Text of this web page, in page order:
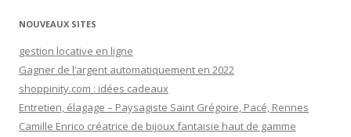
NOUVEAUX SITES
gestion locative en ligne
Gagner de l’argent automatiquement en 2022
shoppinity.com : idées cadeaux
Entretien, élagage – Paysagiste Saint Grégoire, Pacé, Rennes
Camille Enrico créatrice de bijoux fantaisie haut de gamme